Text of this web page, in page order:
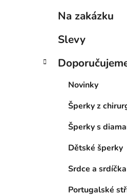
Na zakázku
Slevy
Novinky
Šperky z
Šperky s
Dětské šperky
Srdce a srdíčka
Portugalské